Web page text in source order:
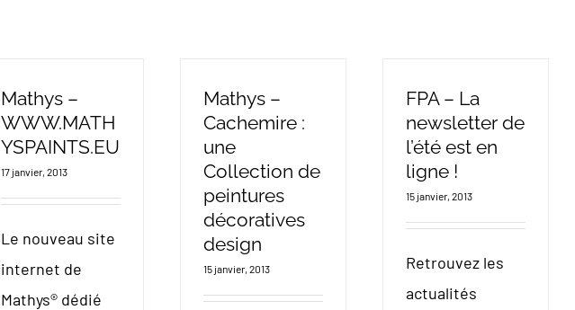
Mathys –
WWW.MATH
YSPAINTS.EU
17 janvier, 2013
Le nouveau site
internet de
Mathys® dédié
Mathys –
Cachemire :
une
Collection de
peintures
décoratives
design
15 janvier, 2013
FPA – La
newsletter de
l’été est en
ligne !
15 janvier, 2013
Retrouvez les
actualités